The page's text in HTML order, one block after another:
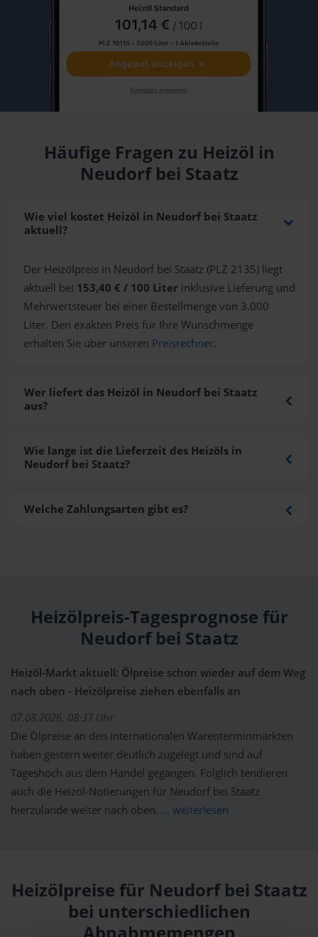
Häufige Fragen zu Heizöl in
Neudorf bei Staatz
Wie viel kostet Heizöl in Neudorf bei Staatz
aktuell?
Der Heizölpreis in Neudorf bei Staatz (PLZ 2135) liegt
aktuell bei 153,40 € / 100 Liter inklusive Lieferung und
Mehrwertsteuer bei einer Bestellmenge von 3.000
Liter. Den exakten Preis für Ihre Wunschmenge
erhalten Sie über unseren Preisrechner.
Wer liefert das Heizöl in Neudorf bei Staatz
aus?
Wie lange ist die Lieferzeit des Heizöls in
Neudorf bei Staatz?
Welche Zahlungsarten gibt es?
Heizölpreis-Tagesprognose für
Neudorf bei Staatz
Heizöl-Markt aktuell: Ölpreise schon wieder auf dem Weg
nach oben - Heizölpreise ziehen ebenfalls an
07.08.2026, 08:37 Uhr
Die Ölpreise an den internationalen Warenterminmärkten
haben gestern weiter deutlich zugelegt und sind auf
Tageshoch aus dem Handel gegangen. Folglich tendieren
auch die Heizöl-Notierungen für Neudorf bei Staatz
hierzulande weiter nach oben. ... weiterlesen
Heizölpreise für Neudorf bei Staatz
bei unterschiedlichen